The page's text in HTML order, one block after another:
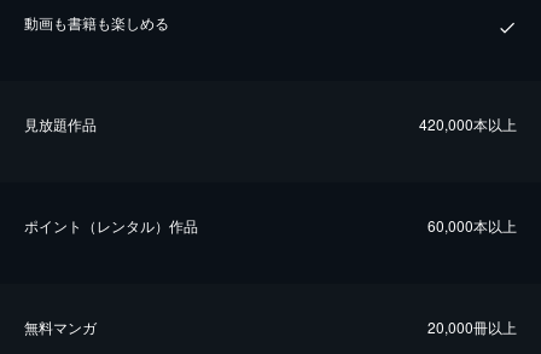
動画も書籍も楽しめる
⾒放題作品 420,000本以上
ポイント（レンタル）作品 60,000本以上
無料マンガ 20,000冊以上